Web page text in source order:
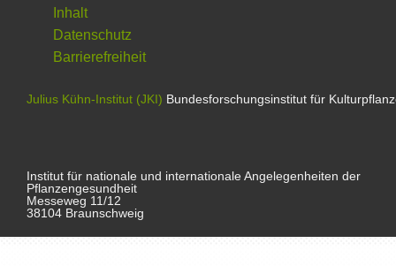
Inhalt
Datenschutz
Barrierefreiheit
Julius Kühn-Institut (JKI) Bundesforschungsinstitut für
Institut für nationale und internationale Angelegenheiten der
Pflanzengesundheit
Messeweg 11/12
38104 Braunschweig